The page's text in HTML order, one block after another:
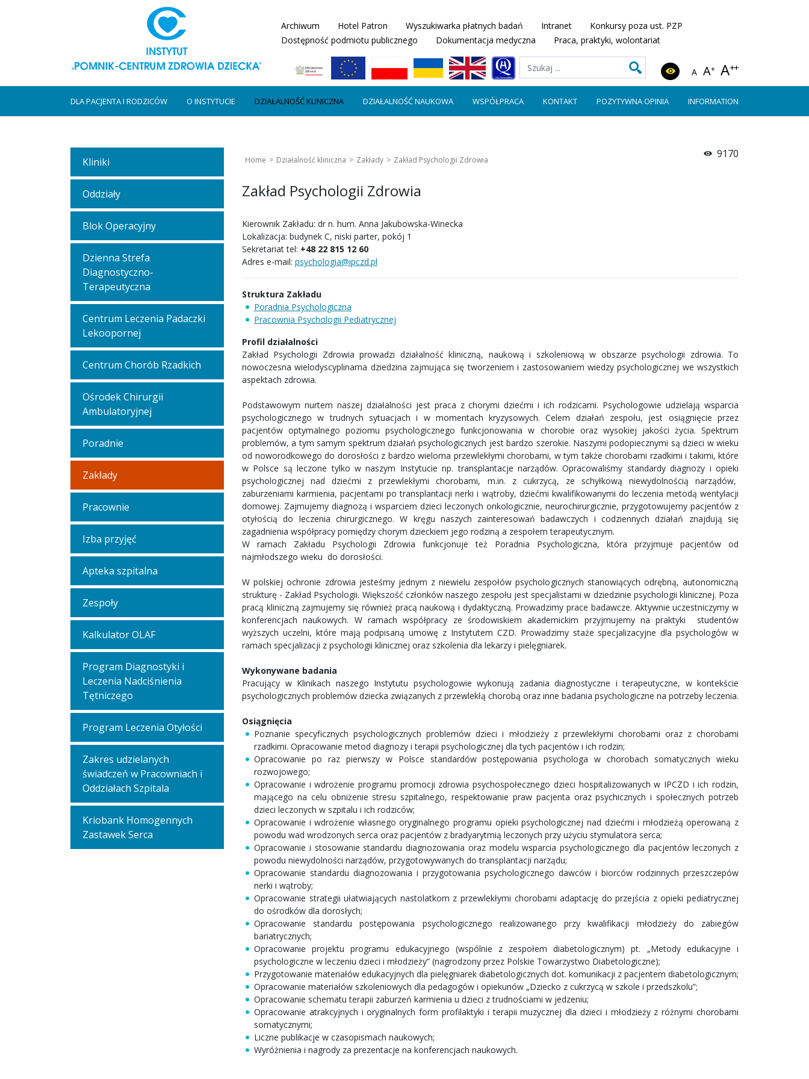
Archiwum Hotel Patron Wyszukiwarka płatnych badań Intranet
Konkursy poza ust. PZP
Dostępność podmiotu publicznego
Dokumentacja medyczna Praca, praktyki, wolontariat
A A+ A++
DLA PACJENTA I RODZICÓW O INSTYTUCIE DZIAŁALNOŚĆ KLINICZNA DZIAŁALNOŚĆ NAUKOWA WSPÓŁPRACA KONTAKT POZYTYWNA OPINIA INFORMATION
Kliniki
Oddziały
Blok Operacyjny
Dzienna Strefa
Diagnostyczno-
Terapeutyczna
Centrum Leczenia Padaczki
Lekoopornej
Centrum Chorób Rzadkich
Ośrodek Chirurgii
Ambulatoryjnej
Poradnie
Zakłady
Pracownie
Izba przyjęć
Apteka szpitalna
Zespoły
Kalkulator OLAF
Program Diagnostyki i
Leczenia Nadciśnienia
Tętniczego
Program Leczenia Otyłości
Zakres udzielanych
świadczeń w Pracowniach i
Oddziałach Szpitala
Kriobank Homogennych
Zastawek Serca
Home Działalność kliniczna Zakłady Zakład Psychologii Zdrowia 9170
Zakład Psychologii Zdrowia
Kierownik Zakładu: dr n. hum. Anna Jakubowska-Winecka
Lokalizacja: budynek C, niski parter, pokój 1
Sekretariat tel: +48 22 815 12 60
Adres e-mail: psychologia@ipczd.pl
Struktura Zakładu
Poradnia Psychologiczna
Pracownia Psychologii Pediatrycznej
Profil działalności
Zakład Psychologii Zdrowia prowadzi działalność kliniczną, naukową i szkoleniową w obszarze psychologii zdrowia. To
nowoczesna wielodyscyplinarna dziedzina zajmująca się tworzeniem i zastosowaniem wiedzy psychologicznej we wszystkich
aspektach zdrowia.
Podstawowym nurtem naszej działalności jest praca z chorymi dziećmi i ich rodzicami. Psychologowie udzielają wsparcia
psychologicznego w trudnych sytuacjach i w momentach kryzysowych. Celem działań zespołu, jest osiągnięcie przez
pacjentów optymalnego poziomu psychologicznego funkcjonowania w chorobie oraz wysokiej jakości życia. Spektrum
problemów, a tym samym spektrum działań psychologicznych jest bardzo szerokie. Naszymi podopiecznymi są dzieci w wieku
od noworodkowego do dorosłości z bardzo wieloma przewlekłymi chorobami, w tym także chorobami rzadkimi i takimi, które
w Polsce są leczone tylko w naszym Instytucie np. transplantacje narządów. Opracowaliśmy standardy diagnozy i opieki
psychologicznej nad dziećmi z przewlekłymi chorobami, m.in. z cukrzycą, ze schyłkową niewydolnością narządów,
zaburzeniami karmienia, pacjentami po transplantacji nerki i wątroby, dziećmi kwalifikowanymi do leczenia metodą wentylacji
domowej. Zajmujemy diagnozą i wsparciem dzieci leczonych onkologicznie, neurochirurgicznie, przygotowujemy pacjentów z
otyłością do leczenia chirurgicznego. W kręgu naszych zainteresowań badawczych i codziennych działań znajdują się
zagadnienia współpracy pomiędzy chorym dzieckiem jego rodziną a zespołem terapeutycznym.
W ramach Zakładu Psychologii Zdrowia funkcjonuje też Poradnia Psychologiczna, która przyjmuje pacjentów od
najmłodszego wieku do dorosłości.
W polskiej ochronie zdrowia jesteśmy jednym z niewielu zespołów psychologicznych stanowiących odrębną, autonomiczną
strukturę - Zakład Psychologii. Większość członków naszego zespołu jest specjalistami w dziedzinie psychologii klinicznej. Poza
pracą kliniczną zajmujemy się również pracą naukową i dydaktyczną. Prowadzimy prace badawcze. Aktywnie uczestniczymy w
konferencjach naukowych. W ramach współpracy ze środowiskiem akademickim przyjmujemy na praktyki studentów
wyższych uczelni, które mają podpisaną umowę z Instytutem CZD. Prowadzimy staże specjalizacyjne dla psychologów w
ramach specjalizacji z psychologii klinicznej oraz szkolenia dla lekarzy i pielęgniarek.
Wykonywane badania
Pracujący w Klinikach naszego Instytutu psychologowie wykonują zadania diagnostyczne i terapeutyczne, w kontekście
psychologicznych problemów dziecka związanych z przewlekłą chorobą oraz inne badania psychologiczne na potrzeby leczenia.
Osiągnięcia
Poznanie specyficznych psychologicznych problemów dzieci i młodzieży z przewlekłymi chorobami oraz z chorobami
rzadkimi. Opracowanie metod diagnozy i terapii psychologicznej dla tych pacjentów i ich rodzin;
Opracowanie po raz pierwszy w Polsce standardów postępowania psychologa w chorobach somatycznych wieku
rozwojowego;
Opracowanie i wdrożenie programu promocji zdrowia psychospołecznego dzieci hospitalizowanych w IPCZD i ich rodzin,
mającego na celu obniżenie stresu szpitalnego, respektowanie praw pacjenta oraz psychicznych i społecznych potrzeb
dzieci leczonych w szpitalu i ich rodziców;
Opracowanie i wdrożenie własnego oryginalnego programu opieki psychologicznej nad dziećmi i młodzieżą operowaną z
powodu wad wrodzonych serca oraz pacjentów z bradyarytmią leczonych przy użyciu stymulatora serca;
Opracowanie i stosowanie standardu diagnozowania oraz modelu wsparcia psychologicznego dla pacjentów leczonych z
powodu niewydolności narządów, przygotowywanych do transplantacji narządu;
Opracowanie standardu diagnozowania i przygotowania psychologicznego dawców i biorców rodzinnych przeszczepów
nerki i wątroby;
Opracowanie strategii ułatwiających nastolatkom z przewlekłymi chorobami adaptację do przejścia z opieki pediatrycznej
do ośrodków dla dorosłych;
Opracowanie standardu postępowania psychologicznego realizowanego przy kwalifikacji młodzieży do zabiegów
bariatrycznych;
Opracowanie projektu programu edukacyjnego (wspólnie z zespołem diabetologicznym) pt. „Metody edukacyjne i
psychologiczne w leczeniu dzieci i młodzieży” (nagrodzony przez Polskie Towarzystwo Diabetologiczne);
Przygotowanie materiałów edukacyjnych dla pielęgniarek diabetologicznych dot. komunikacji z pacjentem diabetologicznym;
Opracowanie materiałów szkoleniowych dla pedagogów i opiekunów „Dziecko z cukrzycą w szkole i przedszkolu”;
Opracowanie schematu terapii zaburzeń karmienia u dzieci z trudnościami w jedzeniu;
Opracowanie atrakcyjnych i oryginalnych form profilaktyki i terapii muzycznej dla dzieci i młodzieży z różnymi chorobami
somatycznymi;
Liczne publikacje w czasopismach naukowych;
Wyróżnienia i nagrody za prezentacje na konferencjach naukowych.